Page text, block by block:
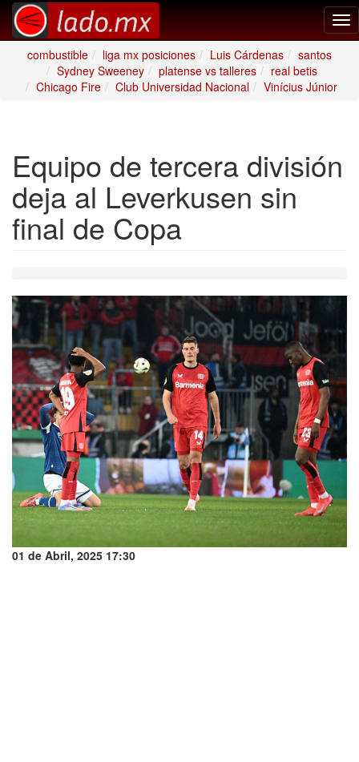
combustible
liga mx posiciones Luis Cárdenas
santos
Sydney Sweeney
platense vs talleres
real betis
Chicago Fire
Club Universidad Nacional Vinícius Júnior
Equipo de tercera división
deja al Leverkusen sin
final de Copa
01 de Abril, 2025 17:30